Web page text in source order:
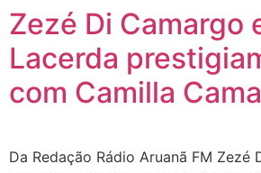
Zezé Di Camargo
Lacerda
com Camilla
Da Redação Rádio Aruanã FM Zezé